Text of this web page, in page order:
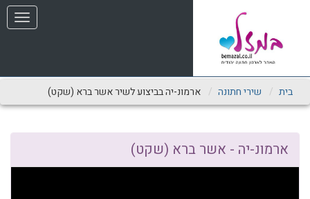
מַעֲרֶכֶת
בִּקְלִיק
לִנְגִישׁוּת
הָאֲתָר.
תפריט
בית שירי חתונה ארמונ-יה בביצוע לשיר אשר ברא (שקט)
ארמונ-יה - אשר ברא (שקט)